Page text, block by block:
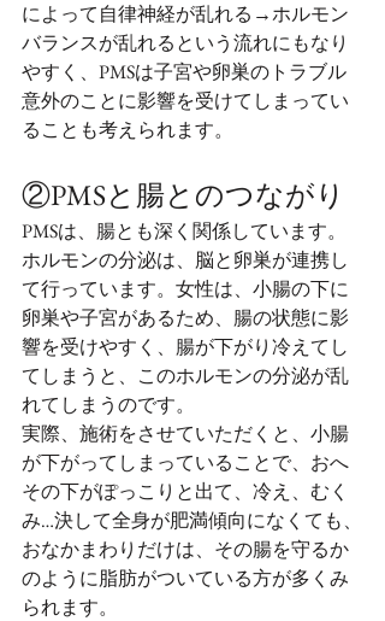
によって自律神経が乱れる→ホルモン
バランスが乱れるという流れにもなり
やすく、PMSは子宮や卵巣のトラブル
意外のことに影響を受けてしまってい
ることも考えられます。
②PMSと腸とのつながり
PMSは、腸とも深く関係しています。
ホルモンの分泌は、脳と卵巣が連携し
て行っています。女性は、小腸の下に
卵巣や子宮があるため、腸の状態に影
響を受けやすく、腸が下がり冷えてし
てしまうと、このホルモンの分泌が乱
れてしまうのです。
実際、施術をさせていただくと、小腸
が下がってしまっていることで、おへ
その下がぽっこりと出て、冷え、むく
み…決して全身が肥満傾向になくても、
おなかまわりだけは、その腸を守るか
のように脂肪がついている方が多くみ
られます。